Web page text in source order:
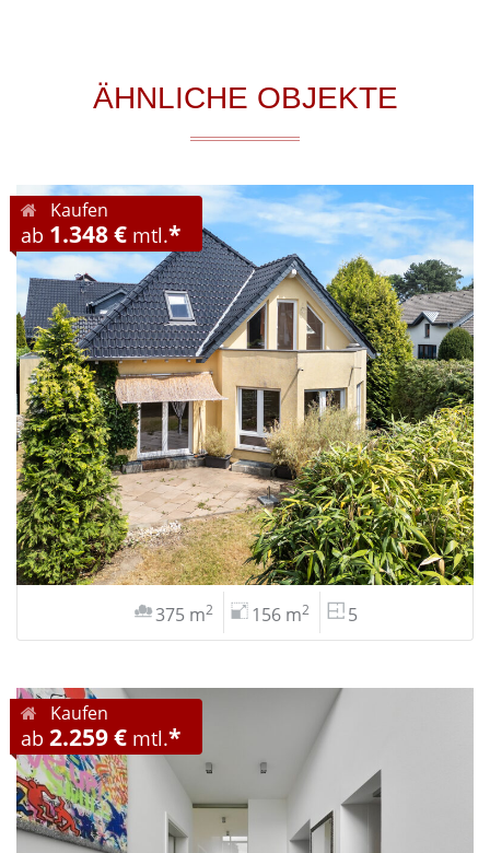
ÄHNLICHE OBJEKTE
Kaufen
ab 1.348 € mtl.*
375 m2 156 m2 5
Kaufen
ab 2.259 € mtl.*